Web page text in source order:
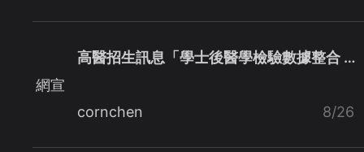
網宣
高醫招生訊息「學士後醫學檢驗數據整合 …
cornchen 8/26